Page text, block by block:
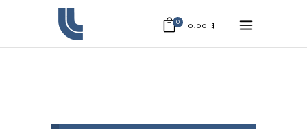
0 0.00 $